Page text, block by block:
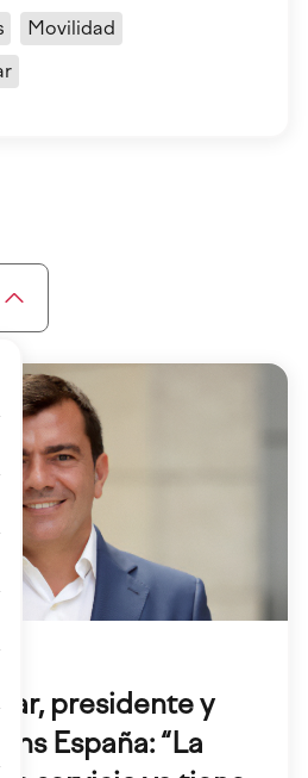
Movilidad
presidente y
España: “La